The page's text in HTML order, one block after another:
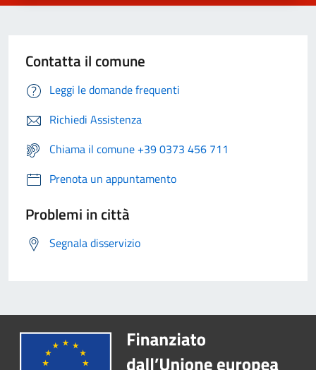
Contatta il comune
Leggi le domande frequenti
Richiedi Assistenza
Chiama il comune +39 0373 456 711
Prenota un appuntamento
Problemi in città
Segnala disservizio